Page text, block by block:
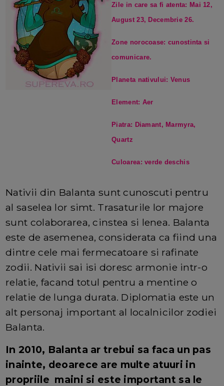
Zile in care sa fi atenta: Mai 12,
August 23, Decembrie 26.
Zone norocoase: cunostinta si
comunicare.
Planeta nativului: Venus
Element: Aer
Piatra: Diamant, Marmyra,
Quartz
Culoarea: verde deschis
Nativii din Balanta sunt cunoscuti pentru
al saselea lor simt. Trasaturile lor majore
sunt colaborarea, cinstea si lenea. Balanta
este de asemenea, considerata ca fiind una
dintre cele mai fermecatoare si rafinate
zodii. Nativii sai isi doresc armonie intr-o
relatie, facand totul pentru a mentine o
relatie de lunga durata. Diplomatia este un
alt personaj important al localnicilor zodiei
Balanta.
In 2010, Balanta ar trebui sa faca un pas
inainte, deoarece are multe atuuri in
propriile maini si este important sa le